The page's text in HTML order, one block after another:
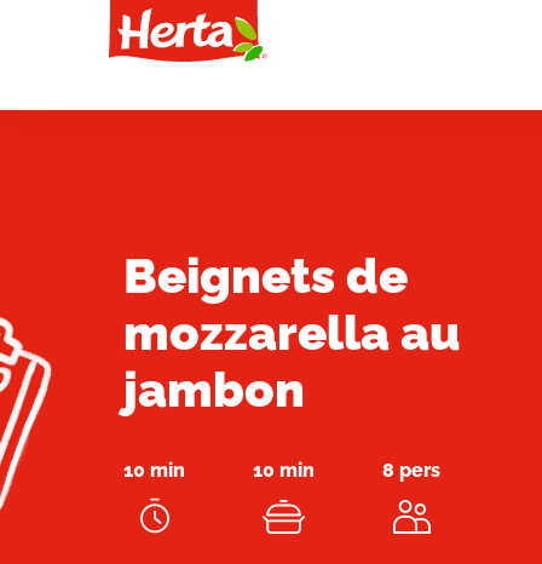
Beignets de
mozzarella au
jambon
10 min 10 min 8 pers